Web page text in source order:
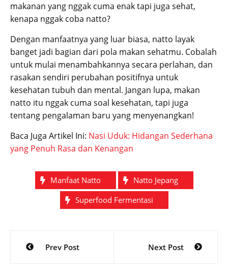
makanan yang nggak cuma enak tapi juga sehat,
kenapa nggak coba natto?
Dengan manfaatnya yang luar biasa, natto layak
banget jadi bagian dari pola makan sehatmu. Cobalah
untuk mulai menambahkannya secara perlahan, dan
rasakan sendiri perubahan positifnya untuk
kesehatan tubuh dan mental. Jangan lupa, makan
natto itu nggak cuma soal kesehatan, tapi juga
tentang pengalaman baru yang menyenangkan!
Baca Juga Artikel Ini: Nasi Uduk: Hidangan Sederhana
yang Penuh Rasa dan Kenangan
Manfaat Natto
Natto Jepang
Superfood Fermentasi
navigation
Prev Post Next Post